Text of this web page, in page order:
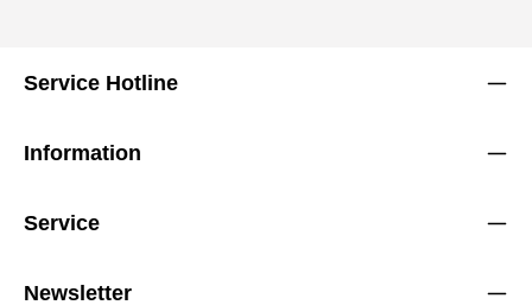
Service Hotline
Information
Service
Newsletter